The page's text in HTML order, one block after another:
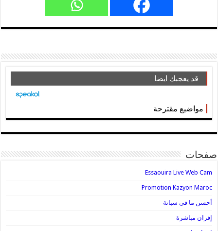
قد يعجبك ايضا
مواضيع مقترحة
صفحات
Essaouira Live Web Cam
Promotion Kazyon Maroc
أحسن ما في سباتة
إفران مباشرة